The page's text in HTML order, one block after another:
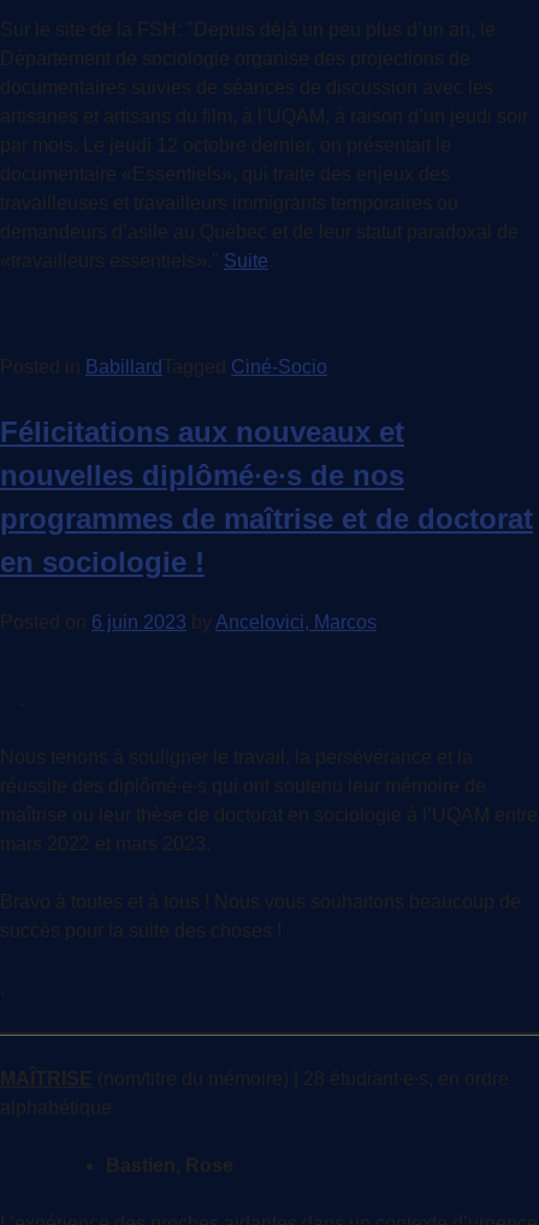
Sur le site de la FSH: "Depuis déjà un peu plus d’un an, le
Département de sociologie organise des projections de
documentaires suivies de séances de discussion avec les
artisanes et artisans du film, à l’UQAM, à raison d’un jeudi soir
par mois. Le jeudi 12 octobre dernier, on présentait le
documentaire «Essentiels», qui traite des enjeux des
travailleuses et travailleurs immigrants temporaires ou
demandeurs d’asile au Québec et de leur statut paradoxal de
«travailleurs essentiels»." Suite
Posted in Babillard Tagged Ciné-Socio
Félicitations aux nouveaux et
nouvelles diplômé∙e∙s de nos
programmes de maîtrise et de doctorat
en sociologie !
Posted on 6 juin 2023 by Ancelovici, Marcos
Nous tenons à souligner le travail, la persévérance et la
réussite des diplômé∙e∙s qui ont soutenu leur mémoire de
maîtrise ou leur thèse de doctorat en sociologie à l’UQAM entre
mars 2022 et mars 2023.
Bravo à toutes et à tous ! Nous vous souhaitons beaucoup de
succès pour la suite des choses !
MAÎTRISE (nom/titre du mémoire) | 28 étudiant∙e∙s, en ordre
alphabétique
Bastien, Rose